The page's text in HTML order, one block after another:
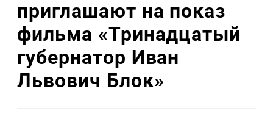
приглашают на показ
фильма «Тринадцатый
губернатор Иван
Львович Блок»